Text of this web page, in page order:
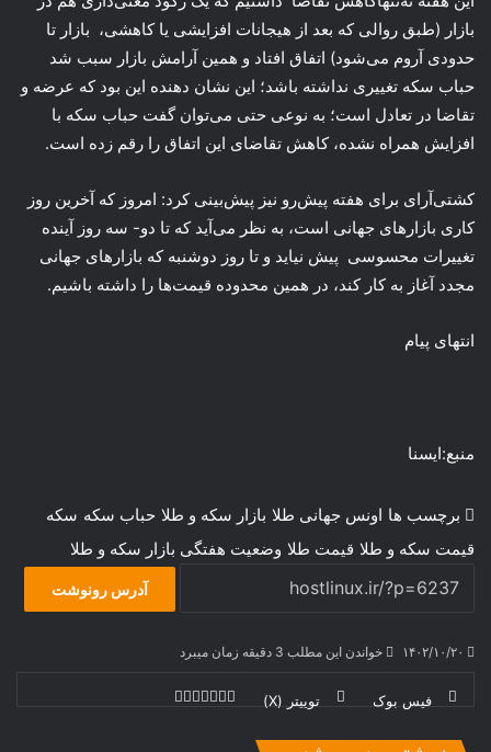
بازار (طبق روالی که بعد از هیجانات افزایشی یا کاهشی، بازار تا
حدودی آروم می‌شود) اتفاق افتاد و همین آرامش بازار سبب شد
حباب سکه تغییری نداشته باشد؛ این نشان دهنده این بود که عرضه و
تقاضا در تعادل است؛ به نوعی حتی می‌توان گفت حباب سکه با
افزایش همراه نشده، کاهش تقاضای این اتفاق را رقم زده است.
کشتی‌آرای برای هفته پیش‌رو نیز پیش‌بینی کرد: امروز که آخرین روز
کاری بازارهای جهانی است، به نظر می‌آید که تا دو- سه روز آینده
تغییرات محسوسی پیش نیاید و تا روز دوشنبه که بازارهای جهانی
مجدد آغاز به کار کند، در همین محدوده قیمت‌ها را داشته باشیم.
انتهای پیام
منبع:ایسنا
برچسب ها اونس جهانی طلا بازار سکه و طلا حباب سکه سکه
قیمت سکه و طلا قیمت طلا وضعیت هفتگی بازار سکه و طلا
آدرس رونوشت
۱۴۰۲/۱۰/۲۰ خواندن این مطلب 3 دقیقه زمان میبرد
فیس بوک توییتر (X)